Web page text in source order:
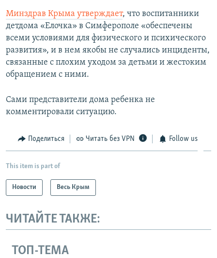
Минздрав Крыма утверждает, что воспитанники
детдома «Елочка» в Симферополе «обеспечены
всеми условиями для физического и психического
развития», и в нем якобы не случались инциденты,
связанные с плохим уходом за детьми и жестоким
обращением с ними.
Сами представители дома ребенка не
комментировали ситуацию.
Поделиться Читать без VPN Follow us
This item is part of
Новости Весь Крым
ЧИТАЙТЕ ТАКЖЕ:
ТОП-ТЕМА